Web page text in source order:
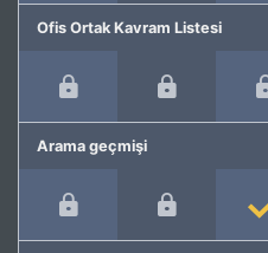
Ofis Ortak Kavram Listesi
Arama geçmişi